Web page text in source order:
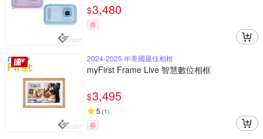
$3,480
券
2024-2025 年美國最佳相框
myFirst Frame Live 智慧數位相框
$3,495
5 (1)
券